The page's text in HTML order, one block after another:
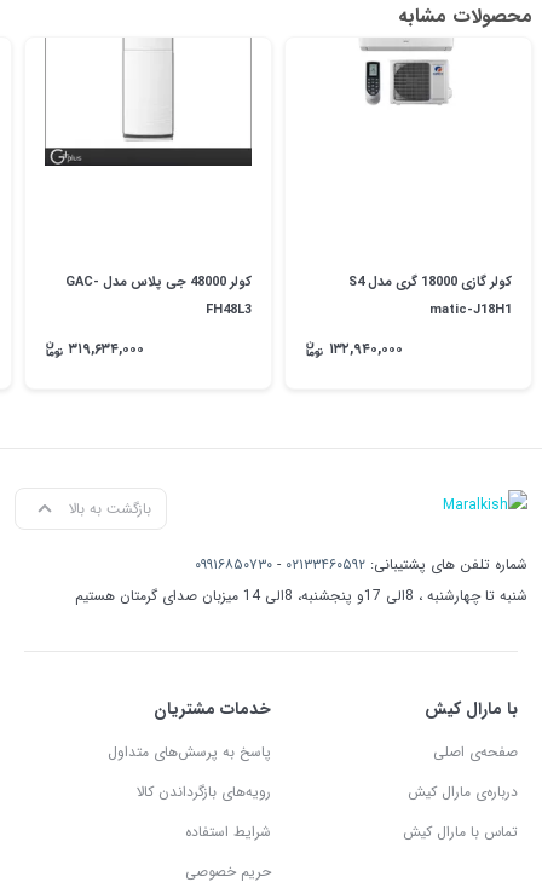
محصولات مشابه
کولر گازی 18000 گری مدل S4
matic-J18H1
۱۳۲,۹۴۰,۰۰۰
کولر 48000 جی پلاس مدل GAC-
FH48L3
۳۱۹,۶۳۴,۰۰۰
بازگشت به بالا
شماره تلفن های پشتیبانی: ۰۲۱۳۳۴۶۰۵۹۲ - ۰۹۹۱۶۸۵۰۷۳۰
شنبه تا چهارشنبه ، 8الی 17و پنجشنبه، 8الی 14 میزبان صدای گرمتان هستیم
با مارال کیش
صفحه‌ی اصلی
درباره‌ی مارال کیش
تماس با مارال کیش
خدمات مشتریان
پاسخ به پرسش‌های متداول
رویه‌های بازگرداندن کالا
شرایط استفاده
حریم خصوصی